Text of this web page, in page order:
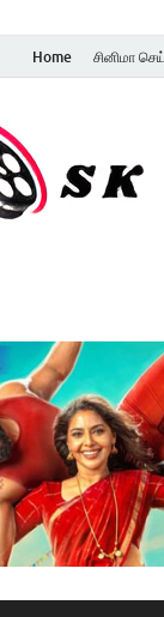
Home சினிமா